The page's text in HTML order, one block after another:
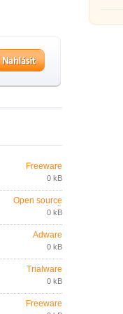
Freeware
0 kB
Open source
(gpl)
0 kB
Adware
0 kB
Trialware
0 kB
Freeware